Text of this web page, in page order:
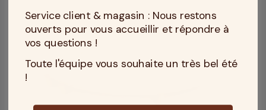
Service client & magasin : Nous restons
ouverts pour vous accueillir et répondre à
vos questions !
Toute l'équipe vous souhaite un très bel été
!